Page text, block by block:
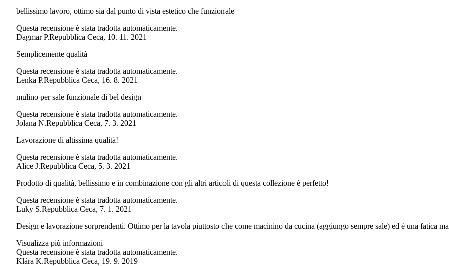
bellissimo lavoro, ottimo sia dal punto di vista estetico che funzionale
Questa recensione è stata tradotta automaticamente.
Dagmar P.Repubblica Ceca, 10. 11. 2021
Semplicemente qualità
Questa recensione è stata tradotta automaticamente.
Lenka P.Repubblica Ceca, 16. 8. 2021
mulino per sale funzionale di bel design
Questa recensione è stata tradotta automaticamente.
Jolana N.Repubblica Ceca, 7. 3. 2021
Lavorazione di altissima qualità!
Questa recensione è stata tradotta automaticamente.
Alice J.Repubblica Ceca, 5. 3. 2021
Prodotto di qualità, bellissimo e in combinazione con gli altri articoli di questa collezione è perfetto!
Questa recensione è stata tradotta automaticamente.
Luky S.Repubblica Ceca, 7. 1. 2021
Design e lavorazione sorprendenti. Ottimo per la tavola piuttosto che come macinino da cucina (aggiungo sempre sale) ed è una fatica
Visualizza più informazioni
Questa recensione è stata tradotta automaticamente.
Klára K.Repubblica Ceca, 19. 9. 2019